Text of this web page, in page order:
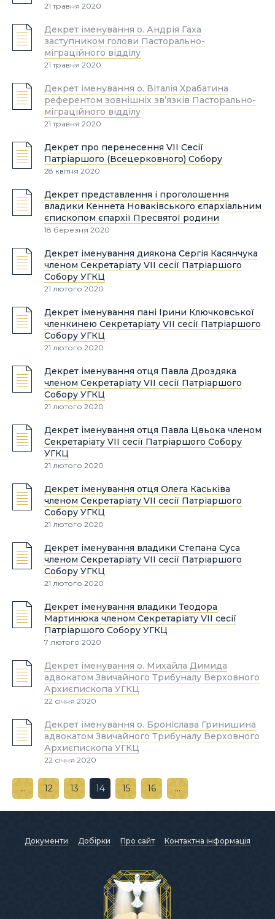
21 травня 2020
Декрет іменування о. Андрія Гаха
заступником голови Пасторально-
міграційного відділу
21 травня 2020
Декрет іменування о. Віталія Храбатина
референтом зовнішніх зв’язків Пасторально-
міграційного відділу
21 травня 2020
Декрет про перенесення VІІ Сесії
Патріаршого (Всецерковного) Собору
28 квітня 2020
Декрет представлення і проголошення
владики Кеннета Новаківського єпархіальним
єпископом єпархії Пресвятої родини
18 березня 2020
Декрет іменування диякона Сергія Касянчука
членом Секретаріату VII сесії Патріаршого
Собору УГКЦ
21 лютого 2020
Декрет іменування пані Ірини Ключковської
членкинею Секретаріату VII сесії Патріаршого
Собору УГКЦ
21 лютого 2020
Декрет іменування отця Павла Дроздяка
членом Секретаріату VII сесії Патріаршого
Собору УГКЦ
21 лютого 2020
Декрет іменування отця Павла Цвьока членом
Секретаріату VII сесії Патріаршого Собору
УГКЦ
21 лютого 2020
Декрет іменування отця Олега Каськіва
членом Секретаріату VII сесії Патріаршого
Собору УГКЦ
21 лютого 2020
Декрет іменування владики Степана Суса
членом Секретаріату VII сесії Патріаршого
Собору УГКЦ
21 лютого 2020
Декрет іменування владики Теодора
Мартинюка членом Секретаріату VII сесії
Патріаршого Собору УГКЦ
7 лютого 2020
Декрет іменування о. Михайла Димида
адвокатом Звичайного Трибуналу Верховного
Архиєпископа УГКЦ
22 січня 2020
Декрет іменування о. Броніслава Гринишина
адвокатом Звичайного Трибуналу Верховного
Архиєпископа УГКЦ
22 січня 2020
… 12 13 14 15 16 …
Документи Добірки Про сайт Контактна інформація